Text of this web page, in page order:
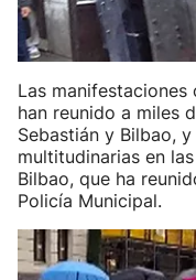
Las manifestaciones
han reunido a miles
Sebastián y Bilbao,
multitudinarias en
Bilbao, que ha
Policía Municipal.